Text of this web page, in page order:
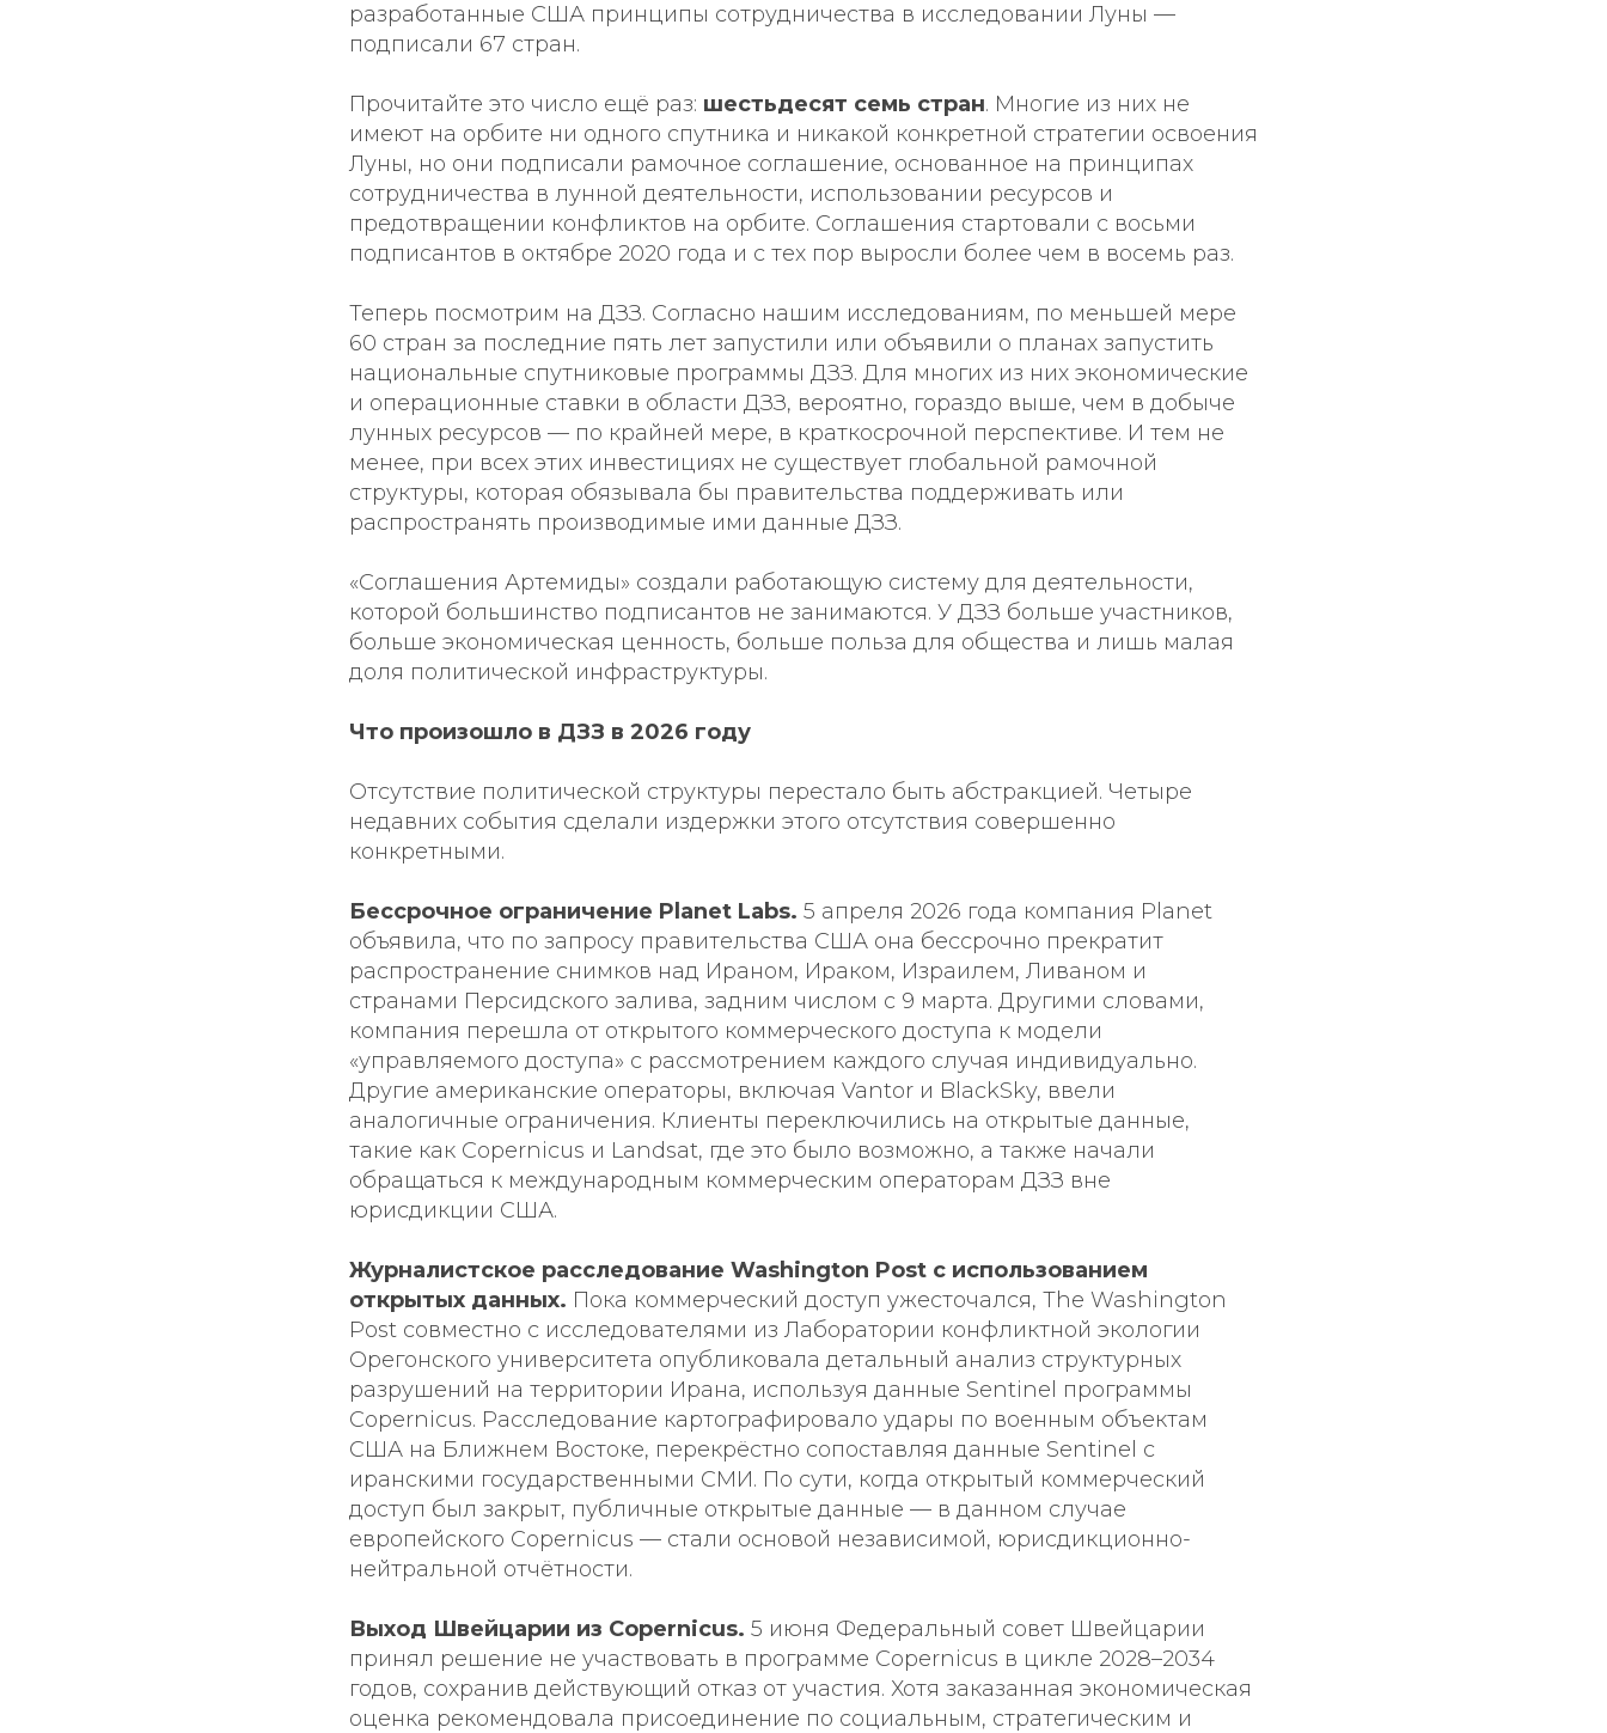
разработанные США принципы сотрудничества в исследовании Луны —
подписали 67 стран.
Прочитайте это число ещё раз: шестьдесят семь стран. Многие из них не
имеют на орбите ни одного спутника и никакой конкретной стратегии освоения
Луны, но они подписали рамочное соглашение, основанное на принципах
сотрудничества в лунной деятельности, использовании ресурсов и
предотвращении конфликтов на орбите. Соглашения стартовали с восьми
подписантов в октябре 2020 года и с тех пор выросли более чем в восемь раз.
Теперь посмотрим на ДЗЗ. Согласно нашим исследованиям, по меньшей мере
60 стран за последние пять лет запустили или объявили о планах запустить
национальные спутниковые программы ДЗЗ. Для многих из них экономические
и операционные ставки в области ДЗЗ, вероятно, гораздо выше, чем в добыче
лунных ресурсов — по крайней мере, в краткосрочной перспективе. И тем не
менее, при всех этих инвестициях не существует глобальной рамочной
структуры, которая обязывала бы правительства поддерживать или
распространять производимые ими данные ДЗЗ.
«Соглашения Артемиды» создали работающую систему для деятельности,
которой большинство подписантов не занимаются. У ДЗЗ больше участников,
больше экономическая ценность, больше польза для общества и лишь малая
доля политической инфраструктуры.
Что произошло в ДЗЗ в 2026 году
Отсутствие политической структуры перестало быть абстракцией. Четыре
недавних события сделали издержки этого отсутствия совершенно
конкретными.
Бессрочное ограничение Planet Labs. 5 апреля 2026 года компания Planet
объявила, что по запросу правительства США она бессрочно прекратит
распространение снимков над Ираном, Ираком, Израилем, Ливаном и
странами Персидского залива, задним числом с 9 марта. Другими словами,
компания перешла от открытого коммерческого доступа к модели
«управляемого доступа» с рассмотрением каждого случая индивидуально.
Другие американские операторы, включая Vantor и BlackSky, ввели
аналогичные ограничения. Клиенты переключились на открытые данные,
такие как Copernicus и Landsat, где это было возможно, а также начали
обращаться к международным коммерческим операторам ДЗЗ вне
юрисдикции США.
Журналистское расследование Washington Post с использованием
открытых данных. Пока коммерческий доступ ужесточался, The Washington
Post совместно с исследователями из Лаборатории конфликтной экологии
Орегонского университета опубликовала детальный анализ структурных
разрушений на территории Ирана, используя данные Sentinel программы
Copernicus. Расследование картографировало удары по военным объектам
США на Ближнем Востоке, перекрёстно сопоставляя данные Sentinel с
иранскими государственными СМИ. По сути, когда открытый коммерческий
доступ был закрыт, публичные открытые данные — в данном случае
европейского Copernicus — стали основой независимой, юрисдикционно-
нейтральной отчётности.
Выход Швейцарии из Copernicus. 5 июня Федеральный совет Швейцарии
принял решение не участвовать в программе Copernicus в цикле 2028–2034
годов, сохранив действующий отказ от участия. Хотя заказанная экономическая
оценка рекомендовала присоединение по социальным, стратегическим и